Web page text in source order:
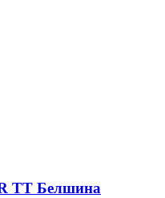
TT Белшина